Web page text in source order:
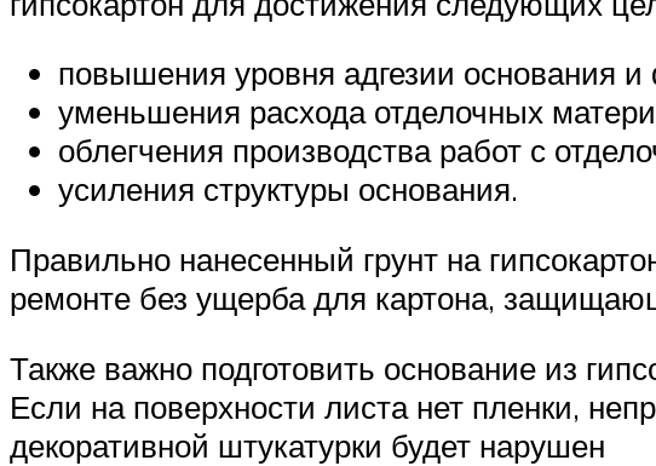
повышения уровня адгезии основания
уменьшения расхода отделочных
облегчения производства работ с
усиления структуры основания.
Правильно нанесенный грунт на
ремонте без ущерба для картона,
Также важно подготовить основание из
Если на поверхности листа нет пленки,
декоративной штукатурки будет нарушен